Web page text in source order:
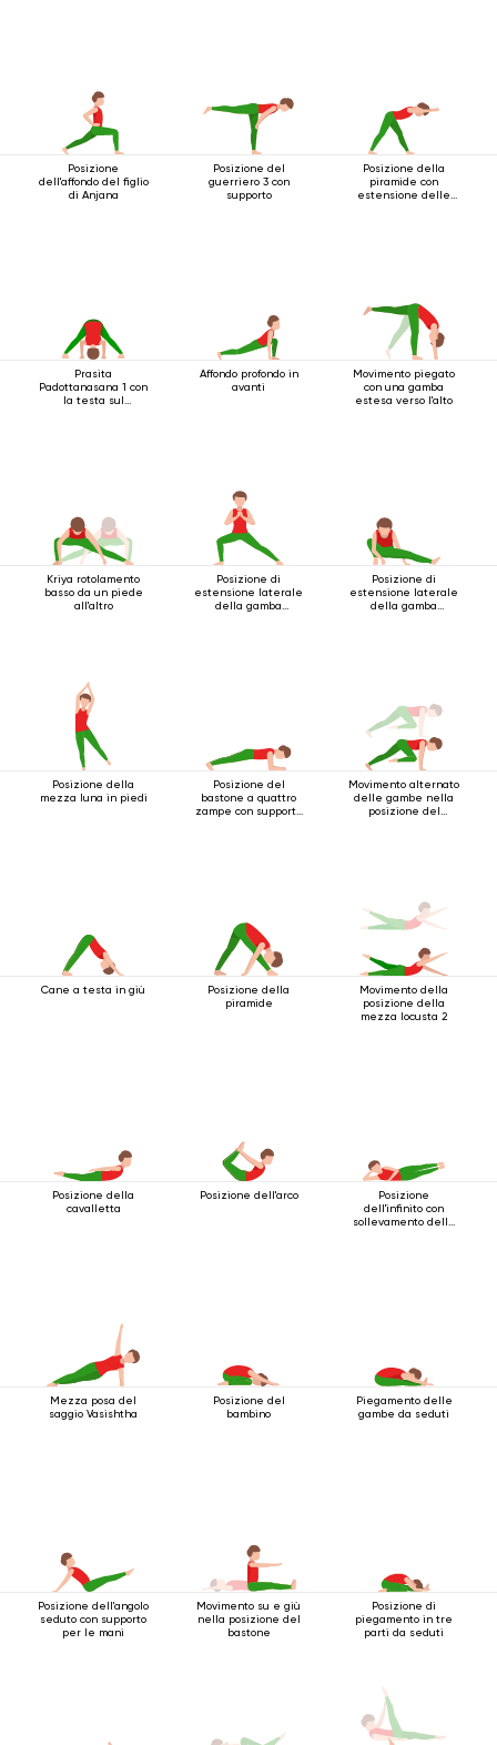
Posizione
dell'affondo del figlio
di Anjana
Posizione del
guerriero 3 con
supporto
Posizione della
piramide con
estensione delle
Prasita
Padottanasana 1 con
la testa sul
Affondo profondo in
avanti
Movimento piegato
con una gamba
estesa verso l'alto
Kriya rotolamento
basso da un piede
all'altro
Posizione di
estensione laterale
della gamba
Posizione di
estensione laterale
della gamba
Posizione della
mezza luna in piedi
Posizione del
bastone a quattro
zampe con supporto
Movimento alternato
delle gambe nella
posizione del
Cane a testa in giù
Posizione della
piramide
Movimento della
posizione della
mezza locusta 2
Posizione della
cavalletta
Posizione dell'arco
Posizione
dell'infinito con
sollevamento delle
Mezza posa del
saggio Vasishtha
Posizione del
bambino
Piegamento delle
gambe da seduti
Posizione dell'angolo
seduto con supporto
per le mani
Movimento su e giù
nella posizione del
bastone
Posizione di
piegamento in tre
parti da seduti